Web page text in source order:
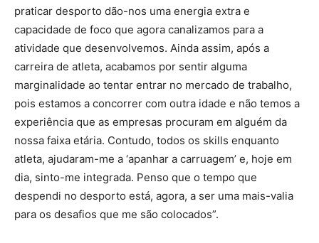
praticar desporto dão-nos uma energia extra e
capacidade de foco que agora canalizamos para a
atividade que desenvolvemos. Ainda assim, após a
carreira de atleta, acabamos por sentir alguma
marginalidade ao tentar entrar no mercado de trabalho,
pois estamos a concorrer com outra idade e não temos a
experiência que as empresas procuram em alguém da
nossa faixa etária. Contudo, todos os skills enquanto
atleta, ajudaram-me a ‘apanhar a carruagem’ e, hoje em
dia, sinto-me integrada. Penso que o tempo que
despendi no desporto está, agora, a ser uma mais-valia
para os desafios que me são colocados”.